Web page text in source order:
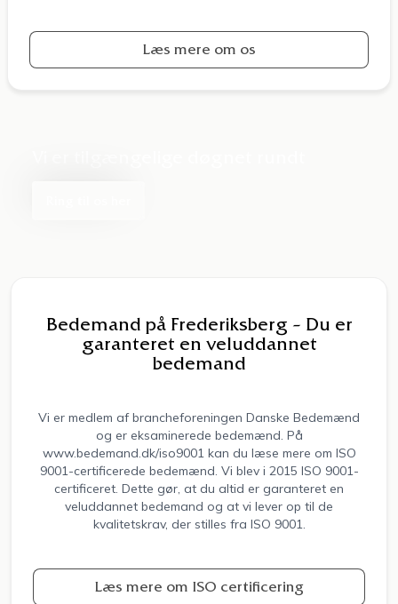
Læs mere om os
Bedemand på Frederiksberg – Du er
garanteret en veluddannet
bedemand
Vi er medlem af brancheforeningen Danske Bedemænd
og er eksaminerede bedemænd. På
www.bedemand.dk/iso9001 kan du læse mere om ISO
9001-certificerede bedemænd. Vi blev i 2015 ISO 9001-
certificeret. Dette gør, at du altid er garanteret en
veluddannet bedemand og at vi lever op til de
kvalitetskrav, der stilles fra ISO 9001.
Læs mere om ISO certificering